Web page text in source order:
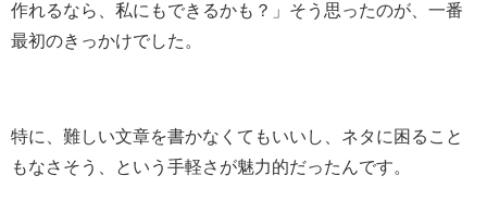
作れるなら、私にもできるかも？」そう思ったのが、一番
最初のきっかけでした。
特に、難しい文章を書かなくてもいいし、ネタに困ること
もなさそう、という手軽さが魅力的だったんです。